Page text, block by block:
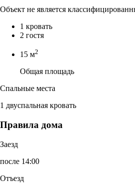
Объект не является
1 кровать
2 гостя
15 м2
Общая площадь
Спальные места
1 двуспальная кровать
Правила дома
Заезд
после 14:00
Отъезд